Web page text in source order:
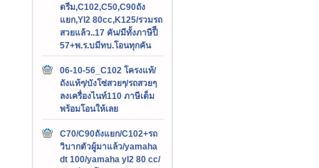
ดรีม,C102,C50,C90ถัง
แยก,Yl2 80cc,K125/รวมรถ
สวยแล้ว..17 คัน/มีทั้งภาษีปีี
57+พ.ร.บมีทบ.โอนทุกคัน
06-10-56_C102 โครงแท้/
ถังแท้ๆ/บังโซ่สวยๆ/รถสวยๆ
ลงเครื่องไนท์110 ภาษีเต็ม
พร้อมโอนให้เลย
C70/C90ถังแยก/C102+รถ
วิบากตัวผู้มาแล้ว/yamaha
dt 100/yamaha yl2 80 cc/